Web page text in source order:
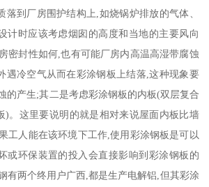
落到厂房围护结构上,如烧锅炉排放的气体、
计时应该考虑烟囱的高度和当地的主要风向
密封性如何,也有可能厂房内高温高湿带腐蚀
遇冷空气从而在彩涂钢板上结落,这种现象要
的产生;其二是考虑彩涂钢板的内板(双层复合
)。这里要说明的就是相对来说屋面内板比墙
工人能在该环境下工作,使用彩涂钢板是可以
或环保装置的投入会直接影响到彩涂钢板的
有两个终用户广西,都是生产电解铝,但其彩涂